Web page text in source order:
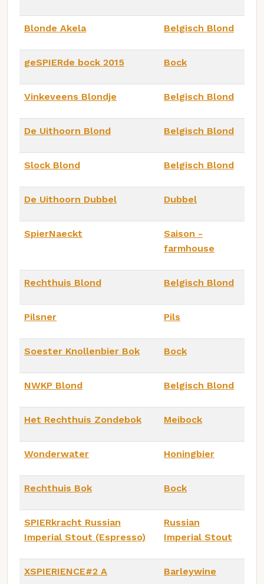
Blonde Akela Belgisch Blond
geSPIERde bock 2015 Bock
Vinkeveens Blondje Belgisch Blond
De Uithoorn Blond Belgisch Blond
Slock Blond Belgisch Blond
De Uithoorn Dubbel Dubbel
SpierNaeckt
Saison -
farmhouse
Rechthuis Blond Belgisch Blond
Pilsner Pils
Soester Knollenbier Bok Bock
NWKP Blond Belgisch Blond
Het Rechthuis Zondebok Meibock
Wonderwater Honingbier
Rechthuis Bok Bock
SPIERkracht Russian
Imperial Stout (Espresso)
Russian
Imperial Stout
XSPIERIENCE#2 A Barleywine